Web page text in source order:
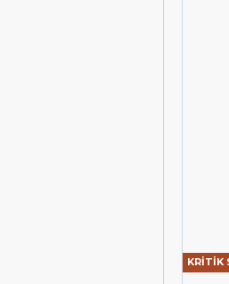
yazarak ulaşabilirsiniz. KRİTİK